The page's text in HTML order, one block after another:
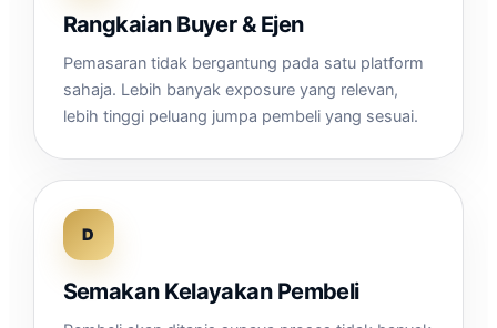
Rangkaian Buyer & Ejen
Pemasaran tidak bergantung pada satu platform
sahaja. Lebih banyak exposure yang relevan,
lebih tinggi peluang jumpa pembeli yang sesuai.
D
Semakan Kelayakan Pembeli